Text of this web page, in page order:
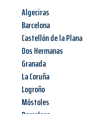
Algeciras
Barcelona
Castellón de la Plana
Dos Hermanas
Granada
La Coruña
Logroño
Móstoles